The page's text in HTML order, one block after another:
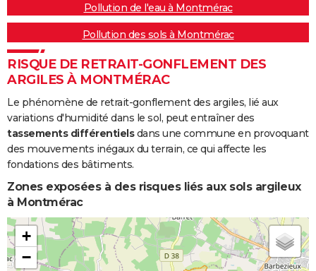
Pollution de l'eau à Montmérac
Pollution des sols à Montmérac
RISQUE DE RETRAIT-GONFLEMENT DES
ARGILES À MONTMÉRAC
Le phénomène de retrait-gonflement des argiles, lié aux
variations d'humidité dans le sol, peut entraîner des
tassements différentielsdans une commune en provoquant
des mouvements inégaux du terrain, ce qui affecte les
fondations des bâtiments.
Zones exposées à des risques liés aux sols argileux
à Montmérac
+
−